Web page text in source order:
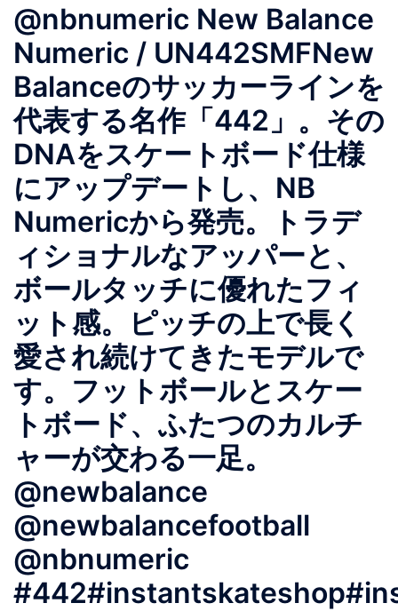
@nbnumeric New Balance
Numeric / UN442SMFNew
Balanceのサッカーラインを
代表する名作「442」。その
DNAをスケートボード仕様
にアップデートし、NB
Numericから発売。トラデ
ィショナルなアッパーと、
ボールタッチに優れたフィ
ット感。ピッチの上で長く
愛され続けてきたモデルで
す。フットボールとスケー
トボード、ふたつのカルチ
ャーが交わる一足。
@newbalance
@newbalancefootball
@nbnumeric